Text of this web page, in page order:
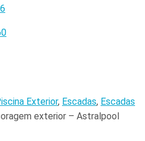
Exterior, Escadas, Escadas
exterior – Astralpool